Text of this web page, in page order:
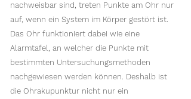
nachweisbar sind, treten Punkte am Ohr nur
auf, wenn ein System im Körper gestört ist.
Das Ohr funktioniert dabei wie eine
Alarmtafel, an welcher die Punkte mit
bestimmten Untersuchungsmethoden
nachgewiesen werden können. Deshalb ist
die Ohrakupunktur nicht nur ein